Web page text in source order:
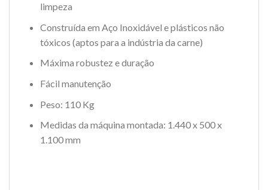
limpeza
Construída em Aço Inoxidável e plásticos não
tóxicos (aptos para a indústria da carne)
Máxima robustez e duração
Fácil manutenção
Peso: 110 Kg
Medidas da máquina montada: 1.440 x 500 x
1.100 mm